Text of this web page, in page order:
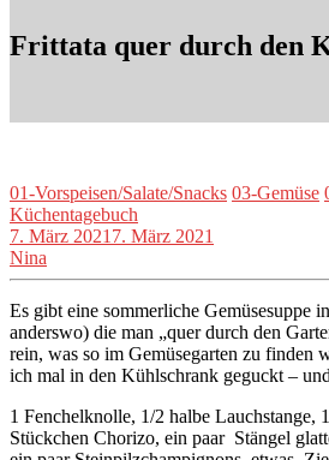
Frittata quer durch den
01-Vorspeisen/Salate/Snacks 03-Gemüse
Küchentagebuch
7. März 2021 7. März 2021
Nina
Es gibt eine sommerliche Gemüsesuppe
anderswo) die man „quer durch den
rein, was so im Gemüsegarten zu finden
ich mal in den Kühlschrank geguckt –
1 Fenchelknolle, 1/2 halbe Lauchstange,
Stückchen Chorizo, ein paar Stängel